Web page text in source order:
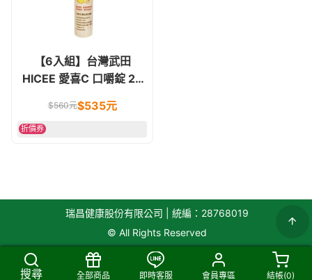
【6入組】台灣武田
HICEE 愛喜C 口嚼錠 20
$560元$535元
折價券
瑞昌健康股份有限公司 | 統編：28768019
© All Rights Reserved
搜尋 全部商品 即時客服 會員專區 結帳(0)